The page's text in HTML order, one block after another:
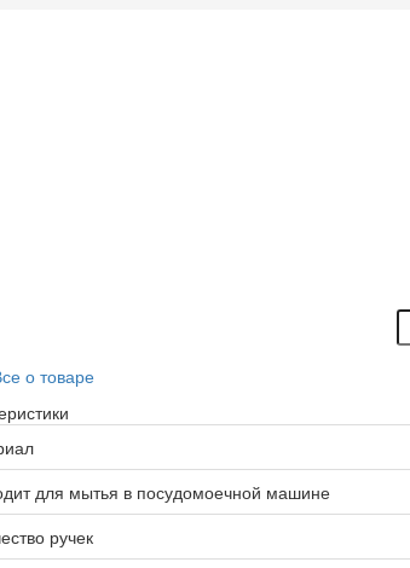
о товаре
для мытья в посудомоечной машине
ручек